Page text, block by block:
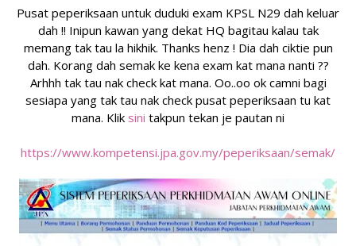
Pusat peperiksaan untuk duduki exam KPSL N29 dah keluar
dah !! Inipun kawan yang dekat HQ bagitau kalau tak
memang tak tau la hikhik. Thanks henz ! Dia dah ciktie pun
dah. Korang dah semak ke kena exam kat mana nanti ??
Arhhh tak tau nak check kat mana. Oo..oo ok camni bagi
sesiapa yang tak tau nak check pusat peperiksaan tu kat
mana. Klik sini takpun tekan je pautan ni
https://www.kompetensi.jpa.gov.my/peperiksaan/semak/